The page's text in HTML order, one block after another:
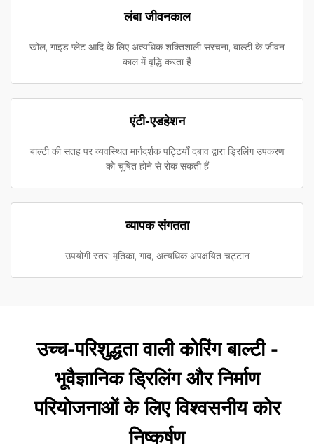
लंबा जीवनकाल
खोल, गाइड प्लेट आदि के लिए अत्यधिक शक्तिशाली संरचना, बाल्टी के जीवन
काल में वृद्धि करता है
एंटी-एडहेशन
बाल्टी की सतह पर व्यवस्थित मार्गदर्शक पट्टियाँ दबाव द्वारा ड्रिलिंग उपकरण
को चूषित होने से रोक सकती हैं
व्यापक संगतता
उपयोगी स्तर: मृतिका, गाद, अत्यधिक अपक्षयित चट्टान
उच्च-परिशुद्धता वाली कोरिंग बाल्टी -
भूवैज्ञानिक ड्रिलिंग और निर्माण
परियोजनाओं के लिए विश्वसनीय कोर
निष्कर्षण